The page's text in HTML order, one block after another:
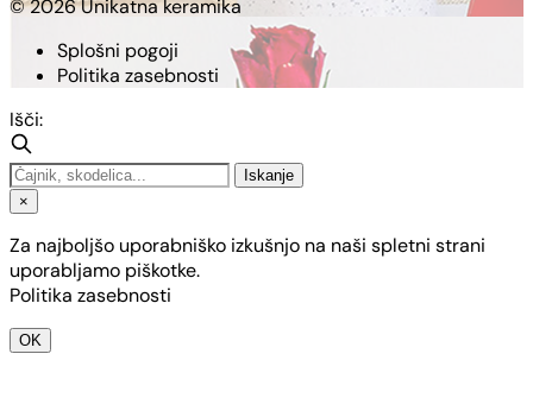
© 2026 Unikatna keramika
Splošni pogoji
Politika zasebnosti
Išči:
Iskanje
×
Za najboljšo uporabniško izkušnjo na naši spletni strani
uporabljamo piškotke.
Politika zasebnosti
OK